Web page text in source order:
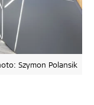
Szymon Polansik